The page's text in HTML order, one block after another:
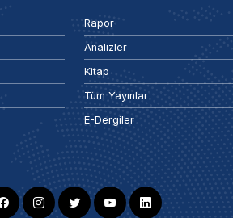
Rapor
Analizler
Kitap
Tüm Yayınlar
E-Dergiler